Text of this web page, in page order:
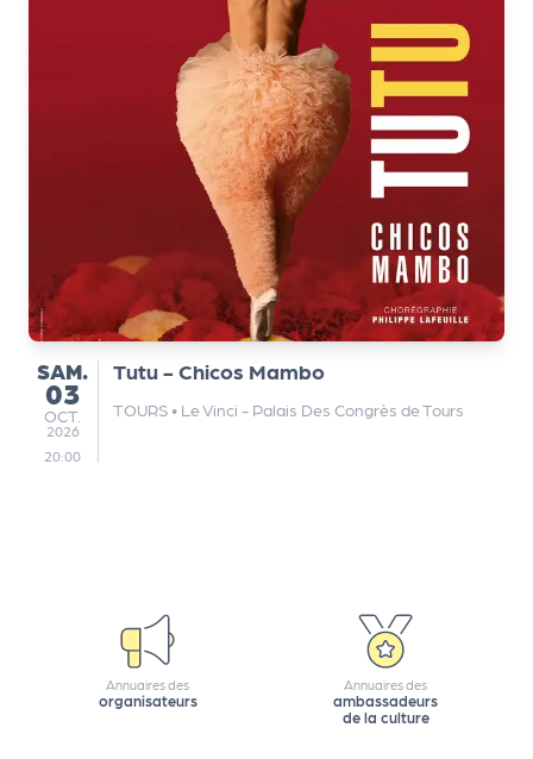
SAMEDI
SAM.
03
OCTOBRE
OCT.
2026
20:00
Tutu - Chicos Mambo
TOURS • Le Vinci - Palais Des Congrès de Tours
Annuaires des
organisateurs
Annuaires des
ambassadeurs
de la culture